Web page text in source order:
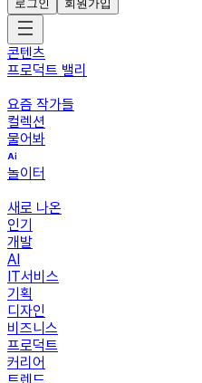
로그인
회원가입
콘텐츠
프로덕트 밸리
요즘 작가들
컬렉션
물어봐
놀이터
새로 나온
인기
개발
AI
IT서비스
기획
디자인
비즈니스
프로덕트
커리어